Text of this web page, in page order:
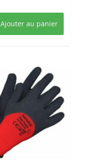
Ajouter au panier